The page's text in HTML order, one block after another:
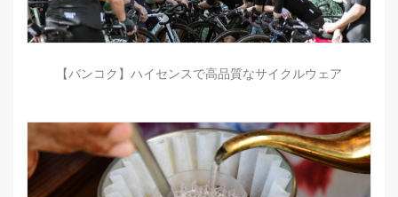
【バンコク】ハイセンスで高品質なサイクルウェア